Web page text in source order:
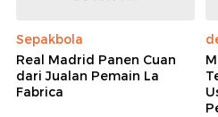
Sepakbola
Real Madrid Panen Cuan
dari Jualan Pemain La
Fabrica